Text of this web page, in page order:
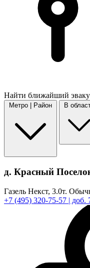
Найти ближайший
Метро | Район В
д. Красный
Газель Некст, 3.0т.
+7 (495) 320-75-57 | доб.